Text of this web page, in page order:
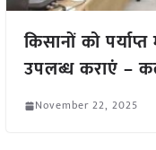
किसानों को
उपलब्ध कराएं –
November 22, 2025